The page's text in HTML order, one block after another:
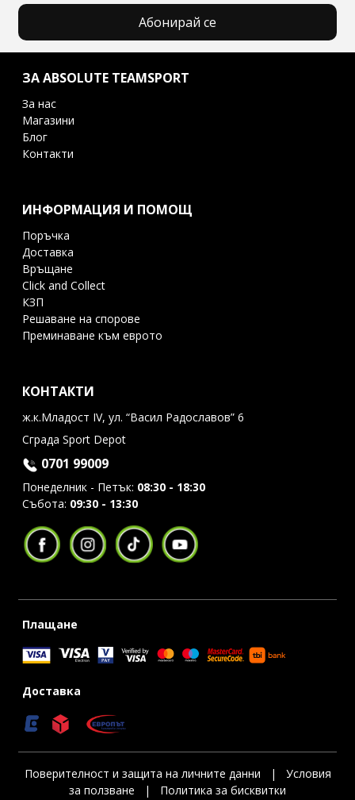
Абонирай се
ЗА ABSOLUTE TEAMSPORT
За нас
Магазини
Блог
Контакти
ИНФОРМАЦИЯ И ПОМОЩ
Поръчка
Доставка
Връщане
Click and Collect
КЗП
Решаване на спорове
Преминаване към еврото
КОНТАКТИ
ж.к.Младост IV, ул. “Васил Радославов” 6
Сграда Sport Depot
0701 99009
Понеделник - Петък: 08:30 - 18:30
Събота: 09:30 - 13:30
Плащане
Доставка
Поверителност и защита на личните данни |
Условия
за ползване
| Политика за бисквитки